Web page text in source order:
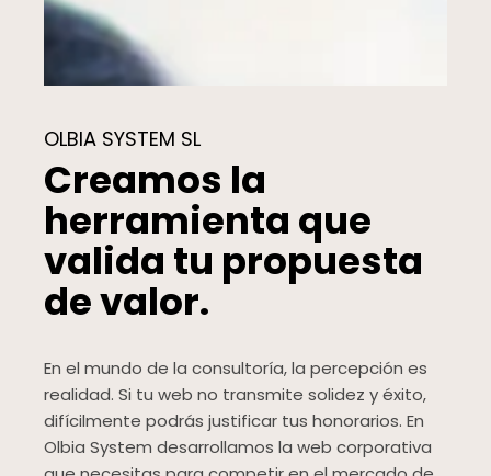
OLBIA SYSTEM SL
Creamos la
herramienta que
valida tu propuesta
de valor.
En el mundo de la consultoría, la percepción es
realidad. Si tu web no transmite solidez y éxito,
difícilmente podrás justificar tus honorarios. En
Olbia System desarrollamos la web corporativa